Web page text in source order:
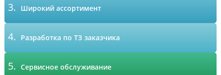
3. Широкий ассортимент
4. Разработка по ТЗ заказчика
5. Сервисное обслуживание